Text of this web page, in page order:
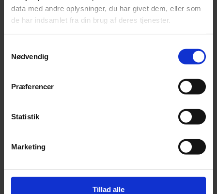
data med andre oplysninger, du har givet dem, eller som
de har indsamlet fra din brug af deres tjenester.
Nødvendig
Præferencer
Statistik
Marketing
Tillad alle
Krobakkens dagbeskæftigelse §§ 103 og 104. ​Derudover er